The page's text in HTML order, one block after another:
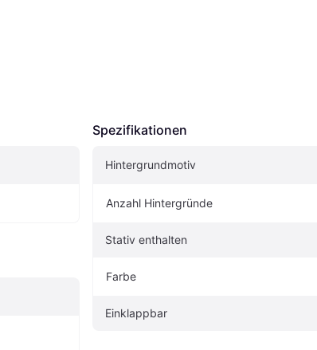
Spezifikationen
Hintergrundmotiv
Anzahl Hintergründe
Stativ enthalten
Farbe
Einklappbar